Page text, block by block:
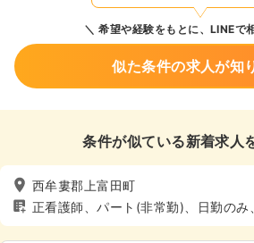
希望や経験をもとに、LINEで
似た条件の求人が知
条件が似ている新着求人
西牟婁郡上富田町
正看護師、パート(非常勤)、日勤のみ